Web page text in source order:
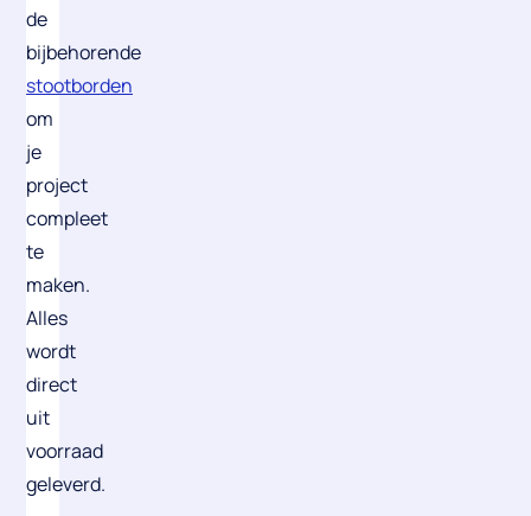
de
bijbehorende
stootborden
om
je
project
compleet
te
maken.
Alles
wordt
direct
uit
voorraad
geleverd.